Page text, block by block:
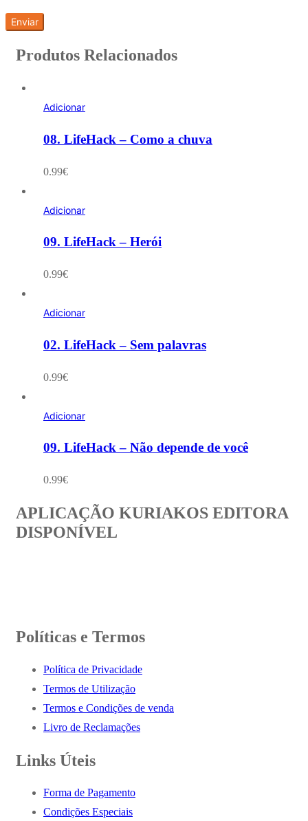
Produtos Relacionados
Adicionar
08. LifeHack – Como a chuva
0.99€
Adicionar
09. LifeHack – Herói
0.99€
Adicionar
02. LifeHack – Sem palavras
0.99€
Adicionar
09. LifeHack – Não depende de você
0.99€
APLICAÇÃO KURIAKOS EDITORA
DISPONÍVEL
Políticas e Termos
Política de Privacidade
Termos de Utilização
Termos e Condições de venda
Livro de Reclamações
Links Úteis
Forma de Pagamento
Condições Especiais